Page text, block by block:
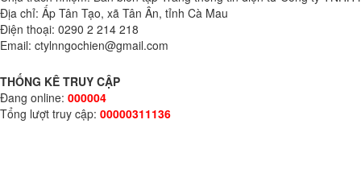
Địa chỉ: Ấp Tân Tạo, xã Tân Ân, tỉnh Cà Mau
Điện thoại: 0290 2 214 218
Email: ctylnngochien@gmail.com
THỐNG KÊ TRUY CẬP
Đang online: 000004
Tổng lượt truy cập: 00000311136